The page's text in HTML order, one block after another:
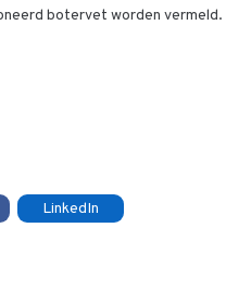
botervet worden vermeld.
LinkedIn